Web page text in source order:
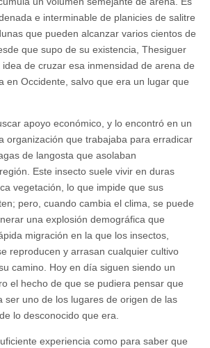
e interminable de planicies de salitre
que pueden alcanzar varios cientos de
que supo de su existencia, Thesiguer
de cruzar esa inmensidad de arena de
en Occidente, salvo que era un lugar que
apoyo económico, y lo encontró en un
organización que trabajaba para erradicar
de langosta que asolaban
Este insecto suele vivir en duras
vegetación, lo que impide que sus
pero, cuando cambia el clima, se puede
una explosión demográfica que
migración en la que los insectos,
reproducen y arrasan cualquier cultivo
camino. Hoy en día siguen siendo un
el hecho de que se pudiera pensar que
ser uno de los lugares de origen de las
lo desconocido que era.
experiencia como para saber que